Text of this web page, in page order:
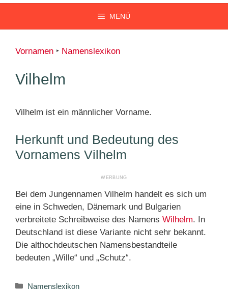
MENÜ
Vornamen ‣ Namenslexikon
Vilhelm
Vilhelm ist ein männlicher Vorname.
Herkunft und Bedeutung des
Vornamens Vilhelm
Bei dem Jungennamen Vilhelm handelt es sich um
eine in Schweden, Dänemark und Bulgarien
verbreitete Schreibweise des Namens Wilhelm. In
Deutschland ist diese Variante nicht sehr bekannt.
Die althochdeutschen Namensbestandteile
bedeuten „Wille“ und „Schutz“.
Kategorien
Namenslexikon